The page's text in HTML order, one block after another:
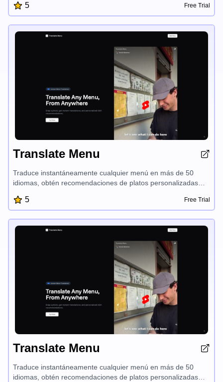
gama de estilos, opciones de personalización y selección de
ubicación corporal, los tatuajes generados por IA son
realmente únicos, optimizados para la visibilidad y el impacto.
Los usuarios pueden ingresar sus ideas y el sistema
proporcionará múltiples propuestas de diseño únicas, listas
5 Free Trial
Translate Menu
Traduce instantáneamente cualquier menú en más de 50
idiomas, obtén recomendaciones de platos personalizadas
nuevos sabores con Translate Menu - la herramienta definitiva
para entusiastas de la comida y viajeros.
5 Free Trial
Translate Menu
Traduce instantáneamente cualquier menú en más de 50
idiomas, obtén recomendaciones de platos personalizadas